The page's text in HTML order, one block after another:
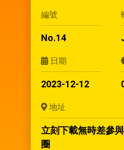
編號
No.14
日期
2023-12-12
地址
立刻下載無時差參
圈